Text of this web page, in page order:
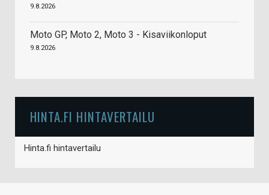
9.8.2026
Moto GP, Moto 2, Moto 3 - Kisaviikonloput
9.8.2026
HINTA.FI HINTAVERTAILU
Hinta.fi hintavertailu